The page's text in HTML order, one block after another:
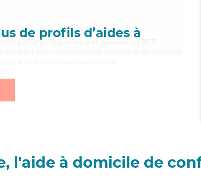
de profils d’aides à
a 20 ans d'expérience et possède un BEP
Maitrisant bien l'incontinence urinaire et les troubles
l'aide à domicile de